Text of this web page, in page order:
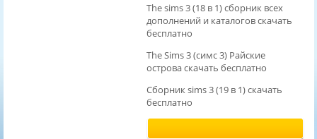
The sims 3 (18 в 1) сборник всех
дополнений и каталогов скачать
бесплатно
The Sims 3 (симс 3) Райские
острова скачать бесплатно
Сборник sims 3 (19 в 1) скачать
бесплатно